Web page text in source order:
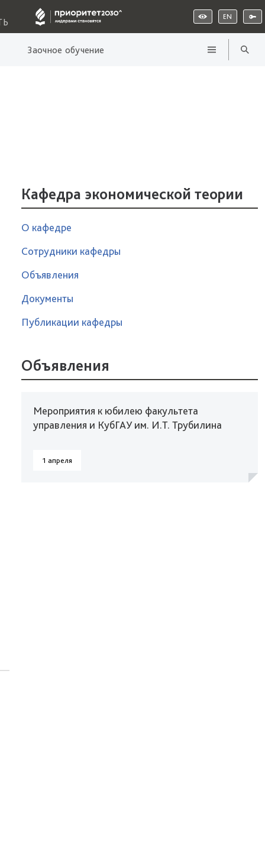
EN
Заочное обучение
Кафедра экономической теории
О кафедре
Сотрудники кафедры
Объявления
Документы
Публикации кафедры
Объявления
Мероприятия к юбилею факультета
управления и КубГАУ им. И.Т. Трубилина
1 апреля